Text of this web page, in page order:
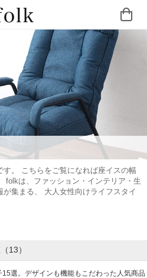
す。 こちらをご覧になれば座イスの幅
folkは、ファッション・インテリア・生
集まる、 大人女性向けライフスタイ
13）
15選。デザインも機能もこだわった人気商品